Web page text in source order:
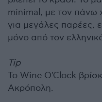
minimal, με τον πάνω
για μεγάλες παρέες,
μόνο από τον
Tip
Το Wine O'Clock
Ακρόπολη.